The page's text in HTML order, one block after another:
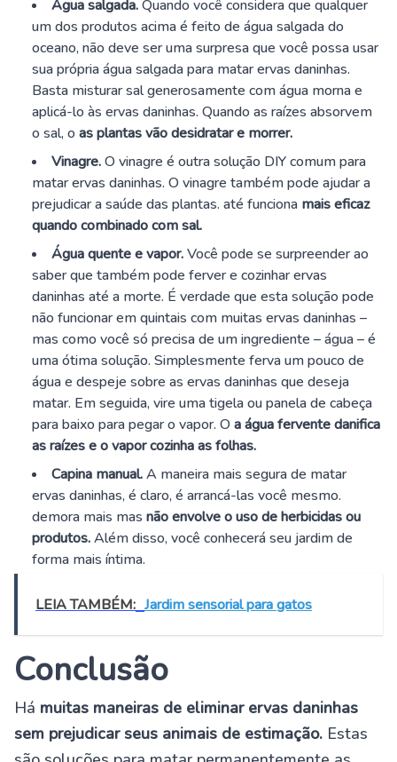
Água salgada.Quando você considera que qualquer
um dos produtos acima é feito de água salgada do
oceano, não deve ser uma surpresa que você possa usar
sua própria água salgada para matar ervas daninhas.
Basta misturar sal generosamente com água morna e
aplicá-lo às ervas daninhas. Quando as raízes absorvem
o sal, o as plantas vão desidratar e morrer.
Vinagre.O vinagre é outra solução DIY comum para
matar ervas daninhas. O vinagre também pode ajudar a
prejudicar a saúde das plantas. até funciona mais eficaz
quando combinado com sal.
Água quente e vapor.Você pode se surpreender ao
saber que também pode ferver e cozinhar ervas
daninhas até a morte. É verdade que esta solução pode
não funcionar em quintais com muitas ervas daninhas –
mas como você só precisa de um ingrediente – água – é
uma ótima solução. Simplesmente ferva um pouco de
água e despeje sobre as ervas daninhas que deseja
matar. Em seguida, vire uma tigela ou panela de cabeça
para baixo para pegar o vapor. Oa água fervente danifica
as raízes e o vapor cozinha as folhas.
Capina manual.A maneira mais segura de matar
ervas daninhas, é claro, é arrancá-las você mesmo.
demora mais mas não envolve o uso de herbicidas ou
produtos.Além disso, você conhecerá seu jardim de
forma mais íntima.
LEIA TAMBÉM: Jardim sensorial para gatos
Conclusão
Há muitas maneiras de eliminar ervas daninhas
sem prejudicar seus animais de estimação. Estas